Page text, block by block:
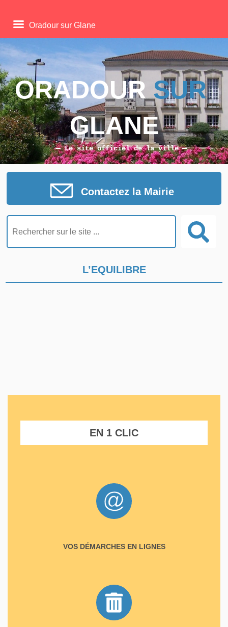
ORADOUR SUR
GLANE
Le site officiel de la ville
EN 1 CLIC
VOS DÉMARCHES EN LIGNES
L’EQUILIBRE
Oradour sur Glane